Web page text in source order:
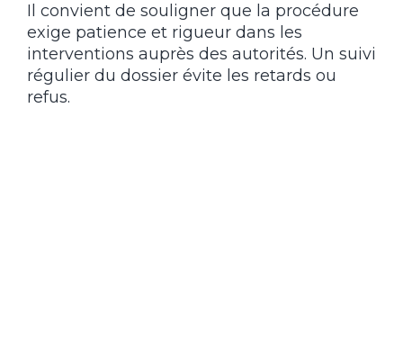
Il convient de souligner que la procédure
exige patience et rigueur dans les
interventions auprès des autorités. Un suivi
régulier du dossier évite les retards ou
refus.